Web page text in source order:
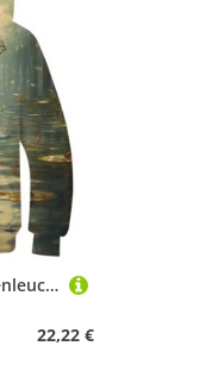
HIMKSRE 3D-Druck Küstenleuchttürme Kinder Hoodie Teen Mädchen Jungen Sweatshirt Tasche Pullover Hoodie for 6-7 Jahre(Style,100)
22,22 €